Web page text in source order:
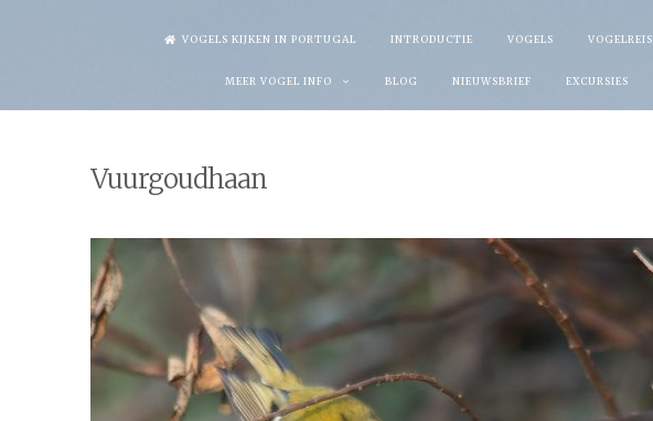
VOGELS KIJKEN IN PORTUGAL INTRODUCTIE VOGELS VOGELREIS
MEER VOGEL INFO BLOG NIEUWSBRIEF EXCURSIES
Vuurgoudhaan